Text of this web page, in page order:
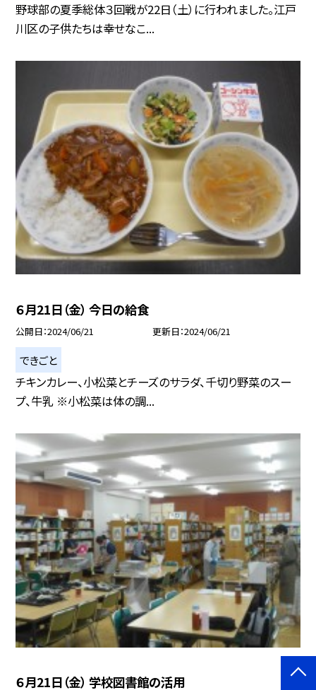
野球部の夏季総体３回戦が22日（土）に行われました。江戸
川区の子供たちは幸せなこ...
６月21日（金） 今日の給食
公開日 2024/06/21 更新日 2024/06/21
できごと
チキンカレー、小松菜とチーズのサラダ、千切り野菜のスー
プ、牛乳 ※小松菜は体の調...
６月21日（金） 学校図書館の活用